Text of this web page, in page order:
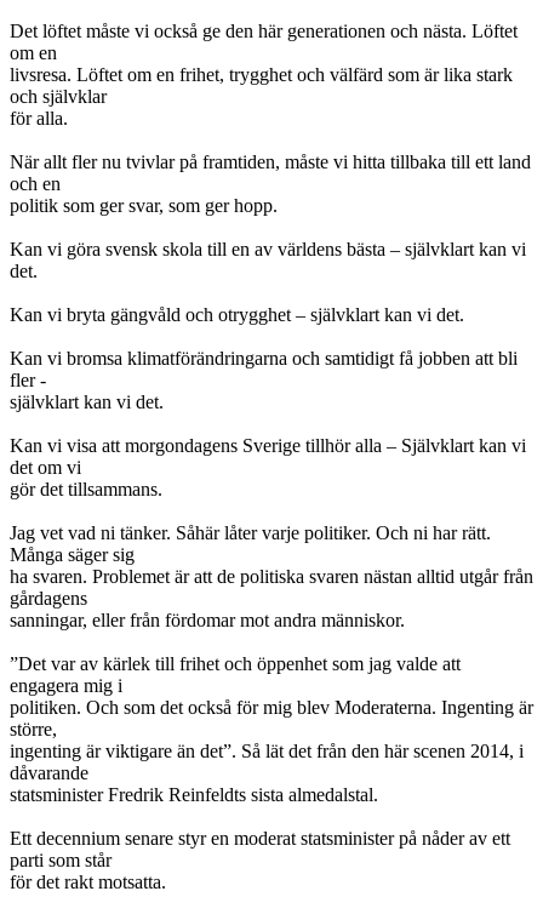
Det löftet måste vi också ge den här generationen och nästa. Löftet
om en
livsresa. Löftet om en frihet, trygghet och välfärd som är lika stark
och självklar
för alla.
När allt fler nu tvivlar på framtiden, måste vi hitta tillbaka till ett land
och en
politik som ger svar, som ger hopp.
Kan vi göra svensk skola till en av världens bästa – självklart kan vi
det.
Kan vi bryta gängvåld och otrygghet – självklart kan vi det.
Kan vi bromsa klimatförändringarna och samtidigt få jobben att bli
fler -
självklart kan vi det.
Kan vi visa att morgondagens Sverige tillhör alla – Självklart kan vi
det om vi
gör det tillsammans.
Jag vet vad ni tänker. Såhär låter varje politiker. Och ni har rätt.
Många säger sig
ha svaren. Problemet är att de politiska svaren nästan alltid utgår från
gårdagens
sanningar, eller från fördomar mot andra människor.
”Det var av kärlek till frihet och öppenhet som jag valde att
engagera mig i
politiken. Och som det också för mig blev Moderaterna. Ingenting är
större,
ingenting är viktigare än det”. Så lät det från den här scenen 2014, i
dåvarande
statsminister Fredrik Reinfeldts sista almedalstal.
Ett decennium senare styr en moderat statsminister på nåder av ett
parti som står
för det rakt motsatta.